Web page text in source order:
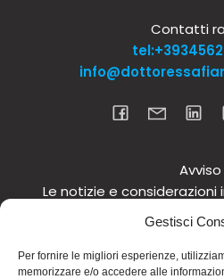
Gestisci
Per fornire le migliori esperienze,
memorizzare e/o accedere alle
Contatti
Avviso
Le notizie e
carattere informativo
alcun modo dare consigli
non intraprendere o